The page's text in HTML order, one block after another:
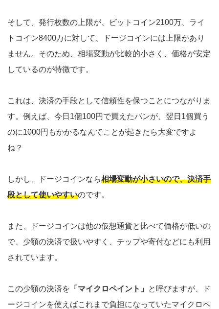
そして、発行枚数の上限が、ビットコイン2100万、ライ
トコイン8400万に対して、ドージコインには上限があり
ません。そのため、相場変動が比較的小さく、価格が安定
しているのが特徴です。
これは、決済の手段として信頼性を保つことにつながりま
す。例えば、今日1個100円で買えたパンが、翌日1個買う
のに1000円もかかるなんてことが起きたら大変ですよ
ね？
しかし、ドージコインなら相場変動が小さいので、決済手
段として使いやすいのです。
また、ドージコインは他の仮想通貨と比べて価格が低いの
で、少額の決済で扱いやすく、チップや寄付などにも利用
されています。
この少額の決済を 「マイクロペイント」
と呼びますが、ド
ージコインを使えばこれまで負担になっていたマイクロペ